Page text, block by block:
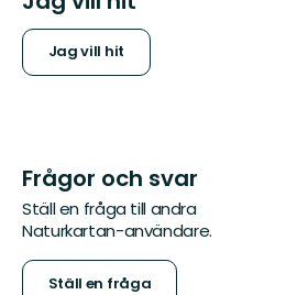
Jag vill hit
Frågor och svar
Ställ en fråga till andra
Naturkartan-användare.
Ställ en fråga